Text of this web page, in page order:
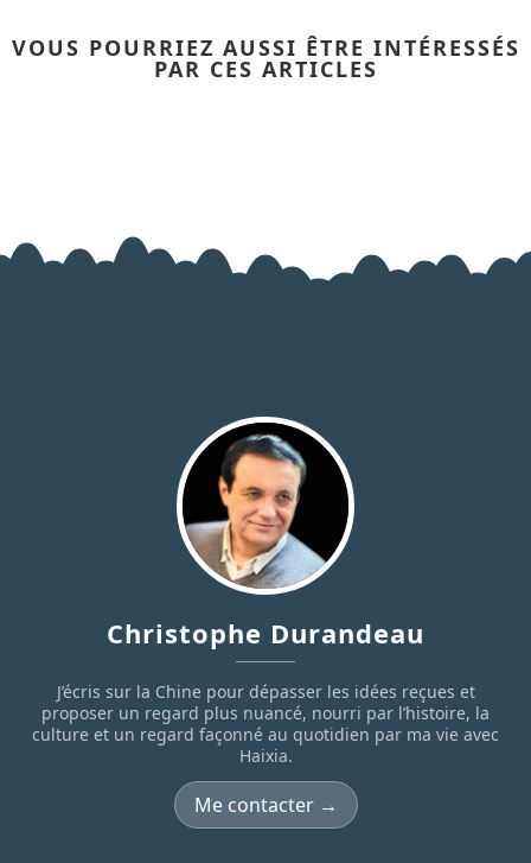
VOUS POURRIEZ AUSSI ÊTRE INTÉRESSÉS
PAR CES ARTICLES
Christophe Durandeau
J’écris sur la Chine pour dépasser les idées reçues et
proposer un regard plus nuancé, nourri par l’histoire, la
culture et un regard façonné au quotidien par ma vie avec
Haixia.
Me contacter →